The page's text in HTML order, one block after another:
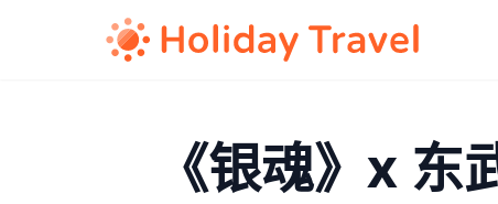
《银魂》x